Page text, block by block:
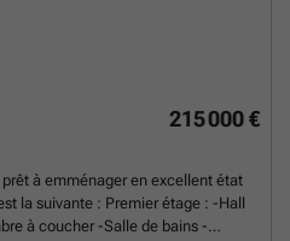
215 000 €
à emménager en excellent état
la suivante : Premier étage : -Hall
à coucher -Salle de bains -